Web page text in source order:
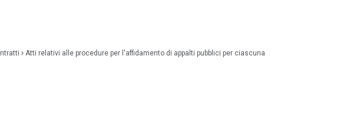
Atti relativi alle procedure per l'affidamento di appalti pubblici per ciascuna